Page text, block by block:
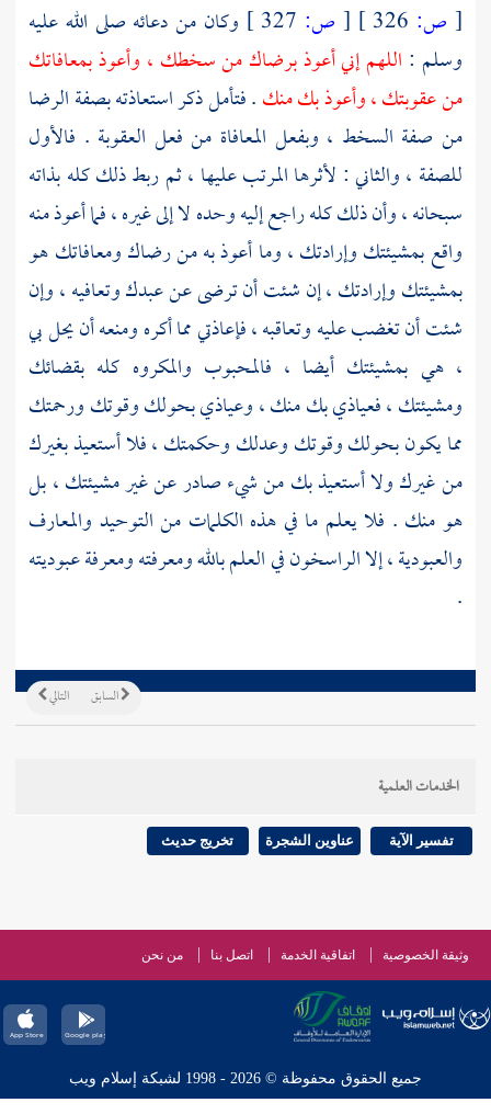
[ ص: [ ص:
وكان من دعائه صلى الله عليه
وسلم : اللهم إني أعوذ برضاك من سخطك ، وأعوذ بمعافاتك
من عقوبتك ، وأعوذ بك منك. فتأمل ذكر استعاذته بصفة الرضا
من صفة السخط ، وبفعل المعافاة من فعل العقوبة . فالأول
للصفة ، والثاني : لأثرها المرتب عليها ، ثم ربط ذلك كله بذاته
سبحانه ، وأن ذلك كله راجع إليه وحده لا إلى غيره ، فما أعوذ منه
واقع بمشيئتك وإرادتك ، وما أعوذ به من رضاك ومعافاتك هو
بمشيئتك وإرادتك ، إن شئت أن ترضى عن عبدك وتعافيه ، وإن
شئت أن تغضب عليه وتعاقبه ، فإعاذتي مما أكره ومنعه أن يحل بي
، هي بمشيئتك أيضا ، فالمحبوب والمكروه كله بقضائك
ومشيئتك ، فعياذي بك منك ، وعياذي بحولك وقوتك ورحمتك
مما يكون بحولك وقوتك وعدلك وحكمتك ، فلا أستعيذ بغيرك
من غيرك ولا أستعيذ بك من شيء صادر عن غير مشيئتك ، بل
هو منك . فلا يعلم ما في هذه الكلمات من التوحيد والمعارف
والعبودية ، إلا الراسخون في العلم بالله ومعرفته ومعرفة عبوديته
.
التالي السابق
الخدمات العلمية
تفسير الآية عناوين الشجرة تخريج حديث
وثيقة الخصوصية اتفاقية الخدمة اتصل بنا من نحن
جميع الحقوق محفوظة © 2026 - 1998 لشبكة إسلام ويب